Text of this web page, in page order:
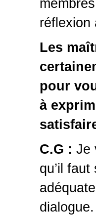
réflexion
Les
pour
à
C.G : Je
qu’il